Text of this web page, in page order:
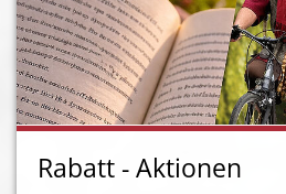
Rabatt - Aktionen